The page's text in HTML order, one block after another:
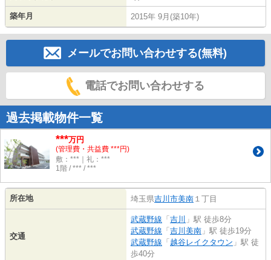
築年月 2015年 9月(築10年)
メールでお問い合わせする(無料)
電話でお問い合わせする
過去掲載物件一覧
***万円
(管理費・共益費 ***円)
敷：***｜礼：***
1階 / *** / ***
所在地 埼玉県吉川市美南 １丁目
交通
武蔵野線 「吉川 」駅 徒歩8分
武蔵野線 「吉川美南 」駅 徒歩19分
武蔵野線 「越谷レイクタウン 」駅 徒
歩40分